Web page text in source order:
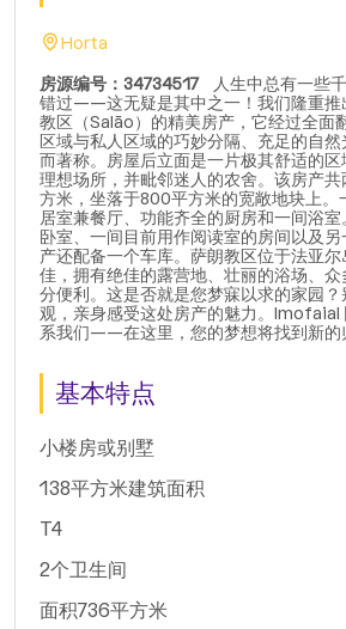
Horta
房源编号：34734517人生中总有一些千
错过——这无疑是其中之一！我们隆重推
教区（Salão）的精美房产，它经过全面
区域与私人区域的巧妙分隔、充足的自
而著称。房屋后立面是一片极其舒适的
理想场所，并毗邻迷人的农舍。该房产
方米，坐落于800平方米的宽敞地块上。
居室兼餐厅、功能齐全的厨房和一间浴
卧室、一间目前用作阅读室的房间以及
产还配备一个车库。萨朗教区位于法亚
佳，拥有绝佳的露营地、壮丽的浴场、
分便利。这是否就是您梦寐以求的家园
观，亲身感受这处房产的魅力。Imofaial
系我们——在这里，您的梦想将找到新的
基本特点
小楼房或别墅
138平方米建筑面积
T4
2个卫生间
面积736平方米